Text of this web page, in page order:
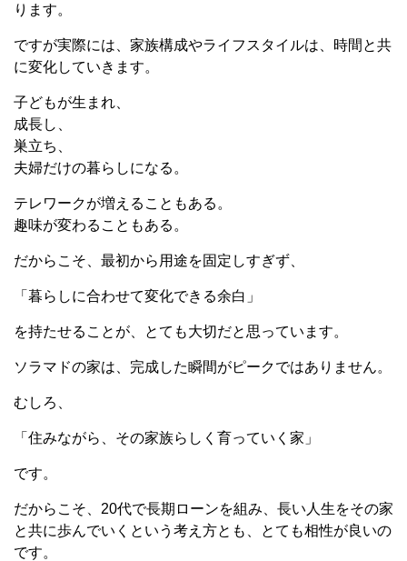
ります。
ですが実際には、家族構成やライフスタイルは、時間と共
に変化していきます。
子どもが生まれ、
成長し、
巣立ち、
夫婦だけの暮らしになる。
テレワークが増えることもある。
趣味が変わることもある。
だからこそ、最初から用途を固定しすぎず、
「暮らしに合わせて変化できる余白」
を持たせることが、とても大切だと思っています。
ソラマドの家は、完成した瞬間がピークではありません。
むしろ、
「住みながら、その家族らしく育っていく家」
です。
だからこそ、20代で長期ローンを組み、長い人生をその家
と共に歩んでいくという考え方とも、とても相性が良いの
です。